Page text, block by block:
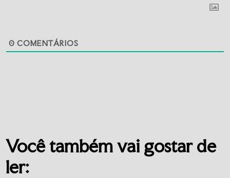
0 COMENTÁRIOS
Você também vai gostar de
ler: